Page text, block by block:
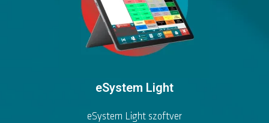
eSystem Light
eSystem Light szoftver